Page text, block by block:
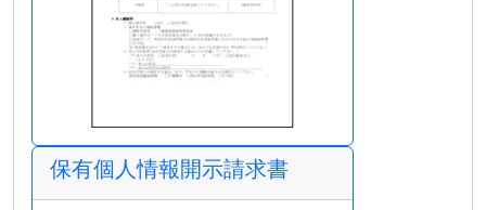
保有個人情報開示請求書